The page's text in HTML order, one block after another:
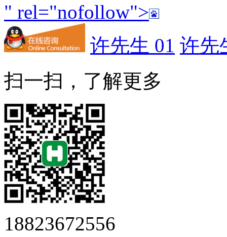
" rel="nofollow">
许先生 01 许先
扫一扫，了解更多
18823672556